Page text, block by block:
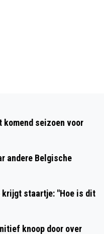
komend seizoen voor
andere Belgische
krijgt staartje: "Hoe is dit
knoop door over